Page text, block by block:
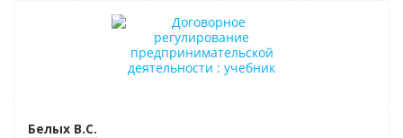
Нет в наличии
Белых В.С.